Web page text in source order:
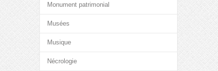
Monument patrimonial
Musées
Musique
Nécrologie